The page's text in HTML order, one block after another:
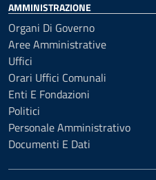
AMMINISTRAZIONE
Organi Di Governo
Aree Amministrative
Uffici
Orari Uffici Comunali
Enti E Fondazioni
Politici
Personale Amministrativo
Documenti E Dati